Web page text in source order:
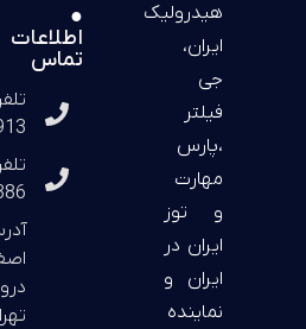
هیدرولیک
ایران،
جی
فیلتر
،پارس
مهارت
و توز
ایران در
ایران و
نماینده
●
اطلاعات
تماس